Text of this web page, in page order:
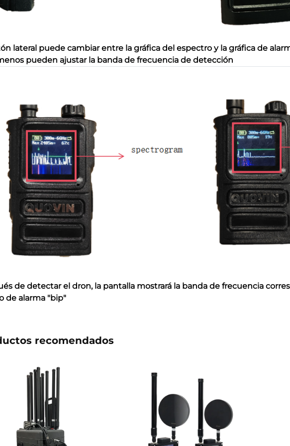
lateral puede cambiar entre la gráfica del espectro y la gráfica de
pueden ajustar la banda de frecuencia de detección
de detectar el dron, la pantalla mostrará la banda de frecuencia
de alarma "bip"
recomendados